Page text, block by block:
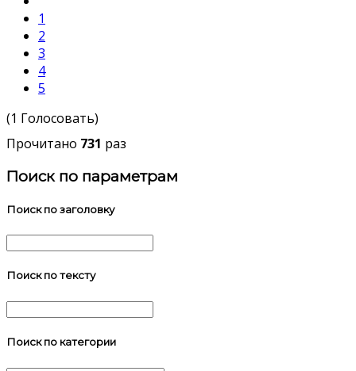
1
2
3
4
5
(1 Голосовать)
Прочитано 731 раз
Поиск по параметрам
Поиск по заголовку
Поиск по тексту
Поиск по категории